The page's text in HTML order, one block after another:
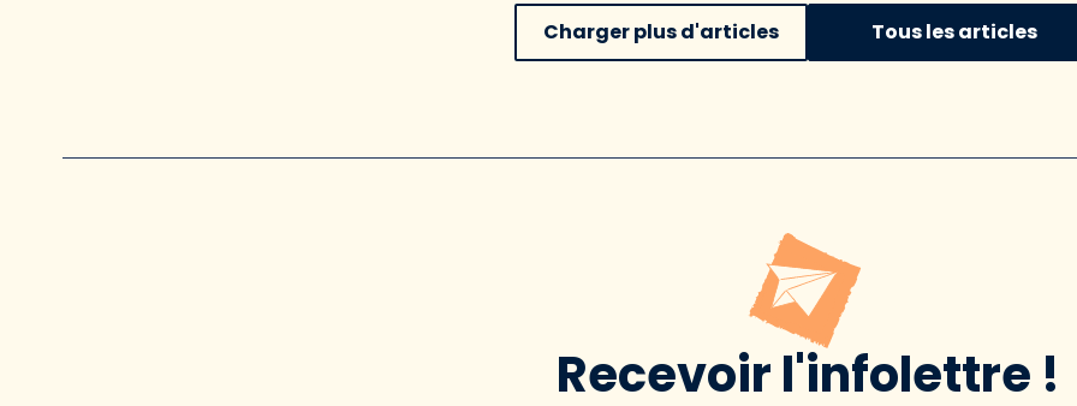
Charger plus d'articles Tous les articles
Recevoir l'infolettre !